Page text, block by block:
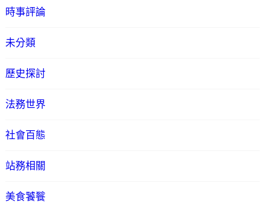
時事評論
未分類
歷史探討
法務世界
社會百態
站務相關
美食饕餮